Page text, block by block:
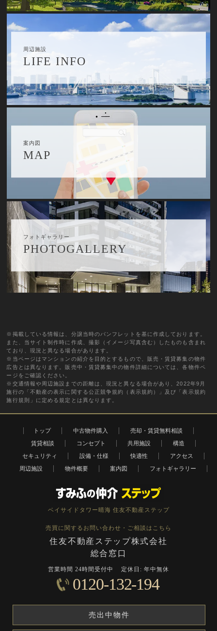
周辺施設
LIFE INFO
案内図
MAP
フォトギャラリー
PHOTOGALLERY
※掲載している情報は、分譲当時のパンフレットを基に作成しております。
また、当サイト制作時に作成、撮影（イメージ写真含む）したものも含まれ
ており、現況と異なる場合があります。
※当ページはマンションの紹介を目的とするもので、販売・賃貸募集の物件
広告とは異なります。販売中・賃貸募集中の物件詳細については、各物件ペ
ージをご確認ください。
※交通情報や周辺施設までの距離は、現況と異なる場合があり、2022年9月
施行の「不動産の表示に関する公正競争規約（表示規約）」及び「表示規約
施行規則」に定める規定とは異なります。
トップ 中古物件購入
売却・賃貸無料相談
賃貸相談
コンセプト 共用施設
構造
セキュリティ
設備・仕様 快適性
アクセス
周辺施設
物件概要 案内図 フォトギャラリー
ベイサイドタワー晴海 住友不動産ステップ
売買に関するお問い合わせ・ご相談はこちら
住友不動産ステップ株式会社
総合窓口
営業時間 24時間受付中 定休日: 年中無休
0120-132-194
売出中物件